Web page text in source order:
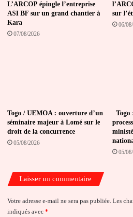
L’ARCOP épingle l’entreprise
ASI BF sur un grand chantier à
Kara
07/08/2026
sur
06/
Togo / UEMOA : ouverture d’un
séminaire majeur à Lomé sur le
droit de la concurrence
05/08/2026
Togo
05/
Laisser un commentaire
Votre adresse e-mail ne sera pas publiée. Les
indiqués avec *